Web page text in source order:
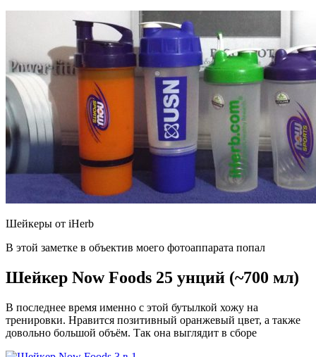
Шейкеры от iHerb
В этой заметке в объектив моего фотоаппарата попал
Шейкер Now Foods 25 унций (~700 мл)
В последнее время именно с этой бутылкой хожу на
тренировки. Нравится позитивный оранжевый цвет, а также
довольно большой объём. Так она выглядит в сборе